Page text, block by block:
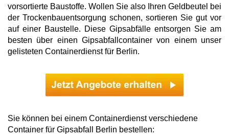
vorsortierte Baustoffe. Wollen Sie also Ihren Geldbeutel bei
der Trockenbauentsorgung schonen, sortieren Sie gut vor
auf einer Baustelle. Diese Gipsabfälle entsorgen Sie am
besten über einen Gipsabfallcontainer von einem unser
gelisteten Containerdienst für Berlin.
Sie können bei einem Containerdienst verschiedene
Container für Gipsabfall Berlin bestellen: